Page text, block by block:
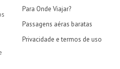
Para Onde Viajar?
Passagens aéras baratas
Privacidade e termos de uso